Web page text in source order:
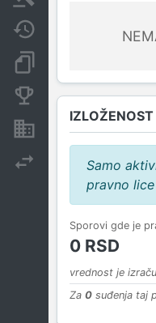
Javne nabavke
Konkurentske
Samo
pravno lice
Sporovi gde je
0 RSD
vrednost je
Za 0 suđenja taj